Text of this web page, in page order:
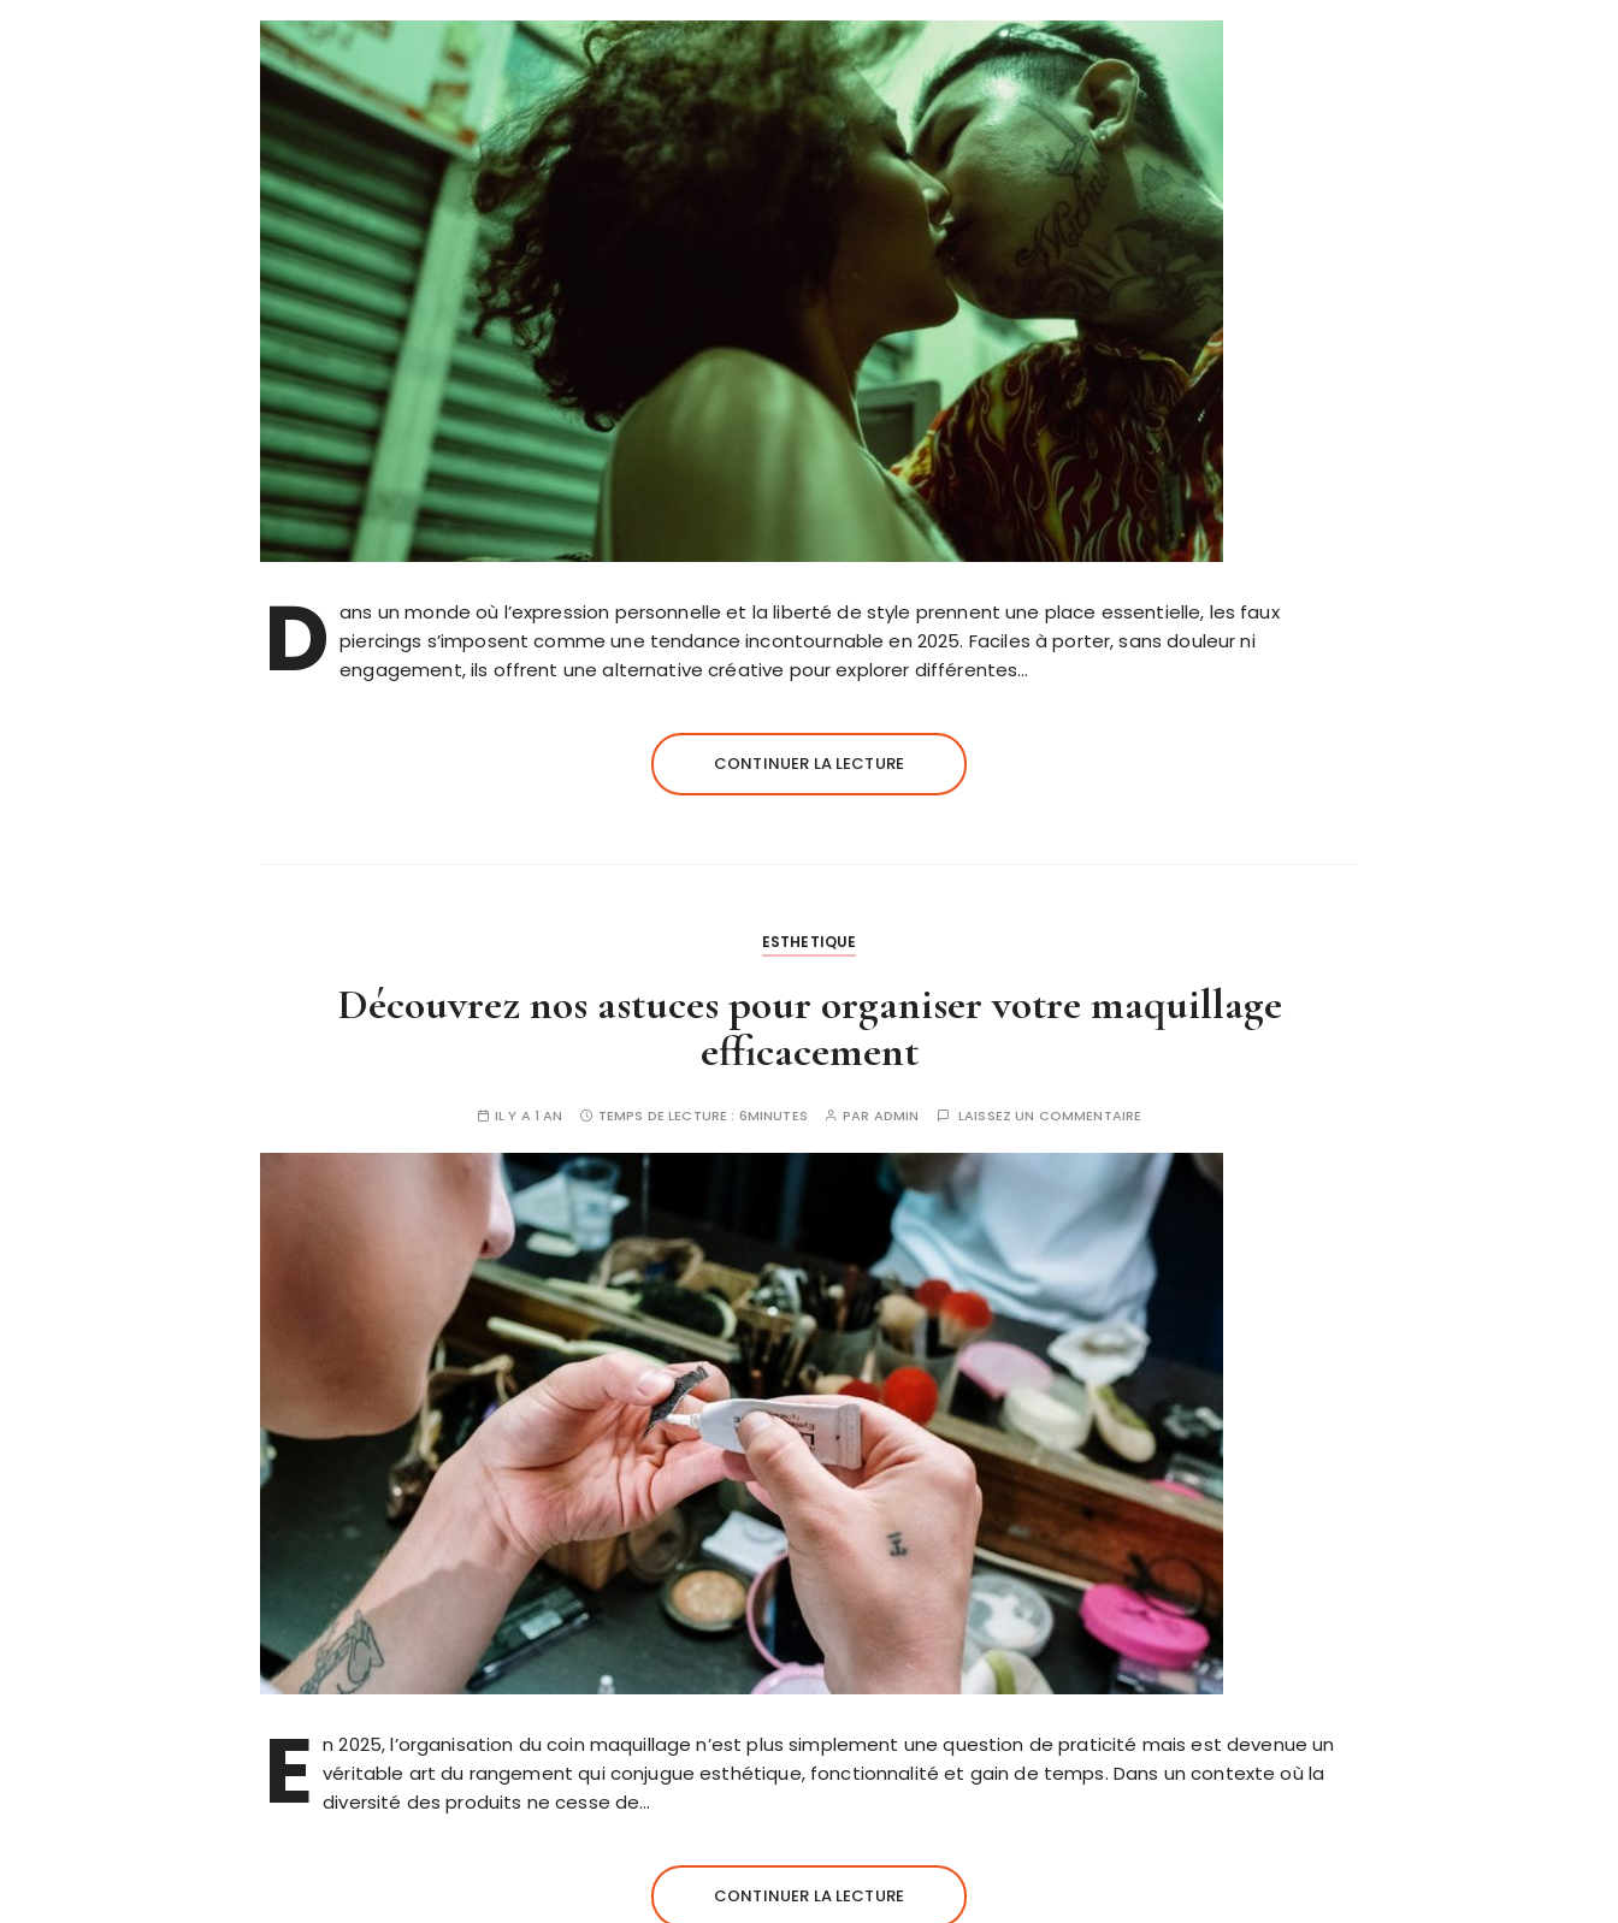
D ans un monde où l’expression personnelle et la liberté de style prennent une place essentielle, les faux
piercings s’imposent comme une tendance incontournable en 2025. Faciles à porter, sans douleur ni
engagement, ils offrent une alternative créative pour explorer différentes…
CONTINUER LA LECTURE
ESTHETIQUE
Découvrez nos astuces pour organiser votre maquillage
efficacement
IL Y A 1 AN TEMPS DE LECTURE : 6MINUTES PAR ADMIN LAISSEZ UN COMMENTAIRE
E n 2025, l’organisation du coin maquillage n’est plus simplement une question de praticité mais est devenue un
véritable art du rangement qui conjugue esthétique, fonctionnalité et gain de temps. Dans un contexte où la
diversité des produits ne cesse de…
CONTINUER LA LECTURE